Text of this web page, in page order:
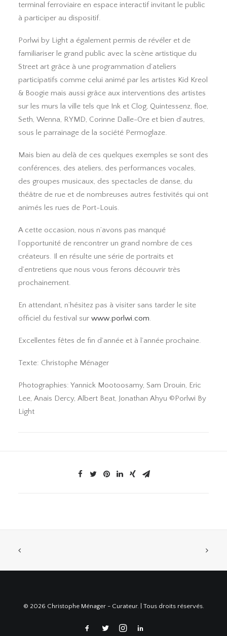
terminal ferroviaire en espace interactif invitant le public
à participer au dispositif.
Porlwi by Light a également permis de révéler et de
familiariser le grand public avec la scène artistique du
Street art grâce à une programmation d’ateliers
participatifs comme celui animé par les artistes Kid Kreol
& Boogie mais aussi grâce aux interventions des artistes
sur les murs la ville tels que Ink et Clog, Quintessenz, floe,
Seth, Wenna, RYMD, Corinne Dalle-Ore et bien d’autres,
sous le parrainage de la société Permoglaze.
Mais bien au delà de ces quelques exemples se sont des
conférences, des ateliers, des performances vocales,
des groupes musicaux, des spectacles de danse, du
théâtre de rue et de nombreuses autres festivités qui ont
animés les rues de Port-Louis.
A cette occasion, nous n’avons pas manqué
l’opportunité de rencontrer un grand nombre de ces
créateurs. Il en résulte une série de portraits et
d’entretiens que nous vous ferons découvrir très
prochainement.
En attendant, n’hésitez pas à visiter sans tarder le site
officiel du festival sur www.porlwi.com.
Excellentes fêtes de fin d’année et à l’année prochaine.
Texte: Christophe Ménager
Photographies: Yannick Mootoosamy, Sam Drouin, Eric
Lee, Anais Dercy, Albert Beat, Jonathan Ahyu ©Porlwi By
Light
© 2026 Christophe Ménager - Curateur. | Tous droits réservés.